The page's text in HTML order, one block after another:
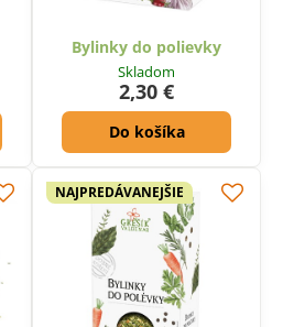
Bylinky do polievky
Skladom
2,30 €
Do košíka
NAJPREDÁVANEJŠIE